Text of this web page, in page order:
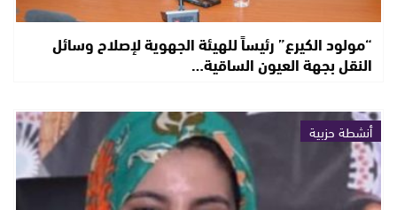
“مولود الكيرع” رئيساً للهيئة الجهوية لإصلاح وسائل
النقل بجهة العيون الساقية…
أنشطة حزبية